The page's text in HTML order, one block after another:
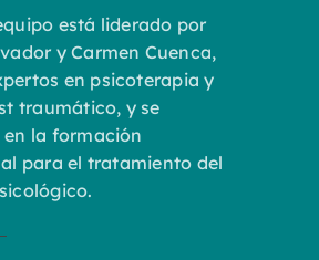
está liderado por
y Carmen Cuenca,
en psicoterapia y
traumático, y se
la formación
para el tratamiento del